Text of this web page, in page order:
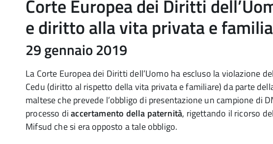
Corte Europea dei Diritti
e diritto alla vita privata e
29 gennaio 2019
La Corte Europea dei Diritti dell’Uomo ha escluso la violazione
Cedu (diritto al rispetto della vita privata e familiare) da parte
maltese che prevede l’obbligo di presentazione un campione di
processo diaccertamento della paternità, rigettando il ricorso
Mifsud che si era opposto a tale obbligo.